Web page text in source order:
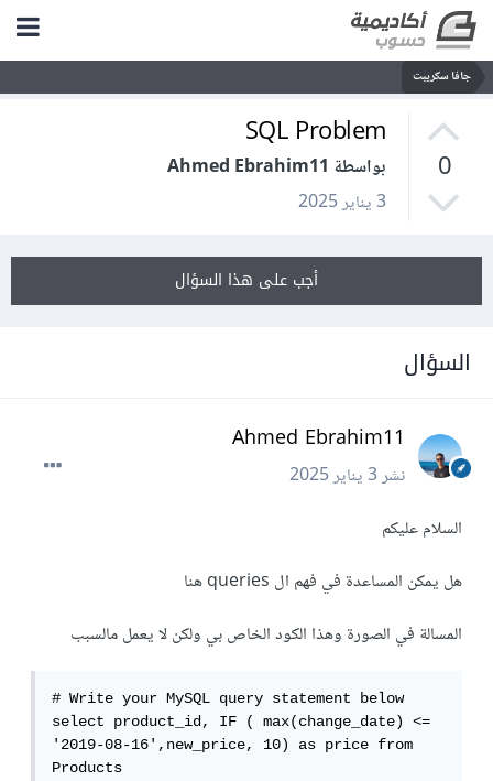
جافا سكريبت
0
SQL Problem
بواسطة Ahmed Ebrahim11
3 يناير 2025
أجب على هذا السؤال
السؤال
Ahmed Ebrahim11
نشر3 يناير 2025
السلام عليكم
هل يمكن المساعدة في فهم ال queries هنا
المسالة في الصورة وهذا الكود الخاص بي ولكن لا يعمل مالسبب
# Write your MySQL query statement below
select product_id, IF ( max(change_date) <=
'2019-08-16',new_price, 10) as price from
Products